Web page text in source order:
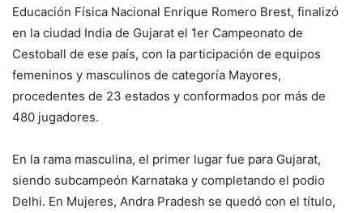
Educación Física Nacional Enrique Romero Brest, finalizó
en la ciudad India de Gujarat el 1er Campeonato de
Cestoball de ese país, con la participación de equipos
femeninos y masculinos de categoría Mayores,
procedentes de 23 estados y conformados por más de
480 jugadores.
En la rama masculina, el primer lugar fue para Gujarat,
siendo subcampeón Karnataka y completando el podio
Delhi. En Mujeres, Andra Pradesh se quedó con el título,